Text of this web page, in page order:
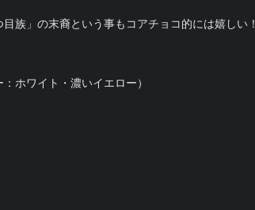
族」の末裔という事もコアチョコ的には嬉しい！
ホワイト・濃いイエロー）